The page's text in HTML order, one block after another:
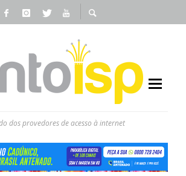
dos provedores de acesso à internet